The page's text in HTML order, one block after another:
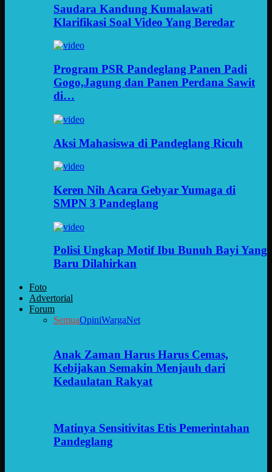
Saudara Kandung Kumalawati
Klarifikasi Soal Video Yang Beredar
Program PSR Pandeglang Panen Padi
Gogo,Jagung dan Panen Perdana Sawit
di…
Aksi Mahasiswa di Pandeglang Ricuh
Keren Nih Acara Gebyar Yumaga di
SMPN 3 Pandeglang
Polisi Ungkap Motif Ibu Bunuh Bayi Yang
Baru Dilahirkan
Foto
Advertorial
Forum
SemuaOpiniWargaNet
Anak Zaman Harus Harus Cemas,
Kebijakan Semakin Menjauh dari
Kedaulatan Rakyat
Matinya Sensitivitas Etis Pemerintahan
Pandeglang